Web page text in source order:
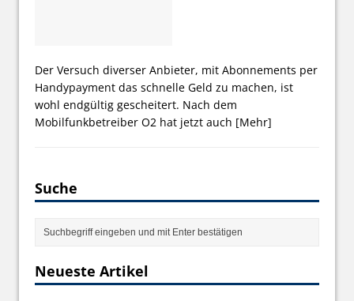
Der Versuch diverser Anbieter, mit Abonnements per
Handypayment das schnelle Geld zu machen, ist
wohl endgültig gescheitert. Nach dem
Mobilfunkbetreiber O2 hat jetzt auch [Mehr]
Suche
Neueste Artikel